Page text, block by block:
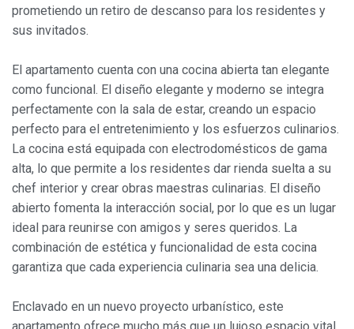
prometiendo un retiro de descanso para los residentes y
sus invitados.
El apartamento cuenta con una cocina abierta tan elegante
como funcional. El diseño elegante y moderno se integra
perfectamente con la sala de estar, creando un espacio
perfecto para el entretenimiento y los esfuerzos culinarios.
La cocina está equipada con electrodomésticos de gama
alta, lo que permite a los residentes dar rienda suelta a su
chef interior y crear obras maestras culinarias. El diseño
abierto fomenta la interacción social, por lo que es un lugar
ideal para reunirse con amigos y seres queridos. La
combinación de estética y funcionalidad de esta cocina
garantiza que cada experiencia culinaria sea una delicia.
Enclavado en un nuevo proyecto urbanístico, este
apartamento ofrece mucho más que un lujoso espacio vital.
Modificar cookies
Técnicas y funcionales
Siempre activas
Este sitio web utiliza Cookies propias para recopilar
información con la finalidad de mejorar nuestros servicios.
Si continua navegando, supone la aceptación de la
instalación de las mismas. El usuario tiene la posibilidad
de configurar su navegador pudiendo, si así lo desea,
impedir que sean instaladas en su disco duro, aunque
deberá tener en cuenta que dicha acción podrá ocasionar
dificultades de navegación de la página web.
Analíticas y personalización
Permiten realizar el seguimiento y análisis del
utiliza en la medición de la actividad de la web para la
elaboración de perfiles de navegación de los usuarios con